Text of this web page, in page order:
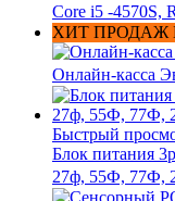
Core i5 -4570S,
ХИТ ПРОДАЖ
Онлайн-касса
Быстрый
Блок питания
27ф, 55Ф, 77Ф,